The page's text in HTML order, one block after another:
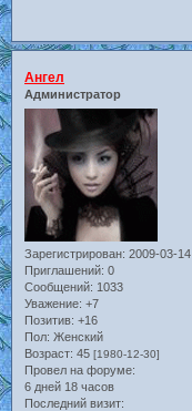
Ангел
Администратор
Зарегистрирован: 2009-03-14
Приглашений: 0
Сообщений: 1033
Уважение: +7
Позитив: +16
Пол: Женский
Возраст: 45 [1980-12-30]
Провел на форуме:
6 дней 18 часов
Последний визит: